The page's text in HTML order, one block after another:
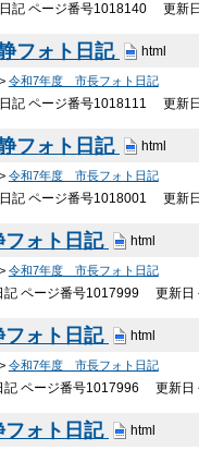
記 ページ番号1018140 更新
フォト日記 html
令和7年度 市長フォト日記
記 ページ番号1018111 更新
フォト日記 html
令和7年度 市長フォト日記
記 ページ番号1018001 更新
ォト日記 html
令和7年度 市長フォト日記
ページ番号1017999 更新
ォト日記 html
令和7年度 市長フォト日記
ページ番号1017996 更新
ォト日記 html